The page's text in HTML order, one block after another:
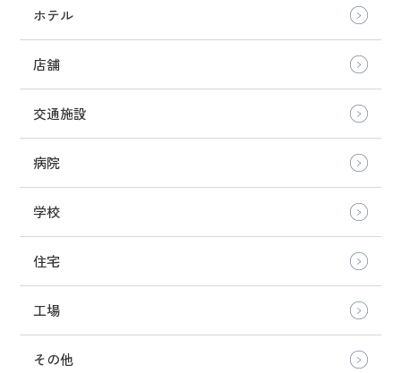
ホテル
店舗
交通施設
病院
学校
住宅
工場
その他